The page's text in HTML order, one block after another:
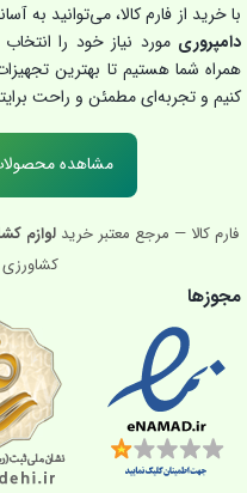
با خرید از فارم کالا، می‌توانید به
دامپروری مورد نیاز خود را
همراه شما هستیم تا بهترین
کنیم و تجربه‌ای مطمئن و راحت
مشاهده
فارم کالا — مرجع معتبر خرید لوازم
کشاورزی
مجوزها